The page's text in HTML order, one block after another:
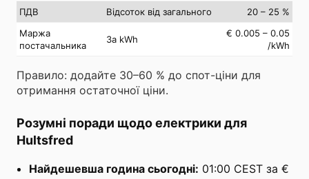
ПДВ
Відсоток від загального
20 – 25 %
Маржа
постачальника
За kWh
€ 0.005 – 0.05
/kWh
Правило: додайте 30–60 % до спот-ціни для
отримання остаточної ціни.
Розумні поради щодо електрики для
Hultsfred
Найдешевша година сьогодні: 01:00 CEST за €